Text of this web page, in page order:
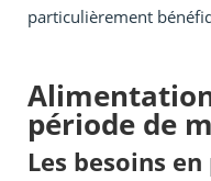
particulièrement
période de
Les besoins